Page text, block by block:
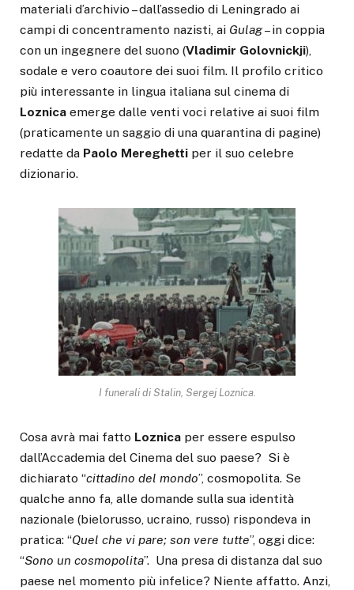
materiali d’archivio – dall’assedio di Leningrado ai
campi di concentramento nazisti, ai Gulag– in coppia
con un ingegnere del suono (Vladimir Golovnickji),
sodale e vero coautore dei suoi film. Il profilo critico
più interessante in lingua italiana sul cinema di
Loznica emerge dalle venti voci relative ai suoi film
(praticamente un saggio di una quarantina di pagine)
redatte da Paolo Mereghetti per il suo celebre
dizionario.
I funerali di Stalin, Sergej Loznica.
Cosa avrà mai fatto Loznica per essere espulso
dall’Accademia del Cinema del suo paese? Si è
dichiarato “cittadino del mondo”, cosmopolita. Se
qualche anno fa, alle domande sulla sua identità
nazionale (bielorusso, ucraino, russo) rispondeva in
pratica: “Quel che vi pare; son vere tutte”, oggi dice:
“Sono un cosmopolita”. Una presa di distanza dal suo
paese nel momento più infelice? Niente affatto. Anzi,